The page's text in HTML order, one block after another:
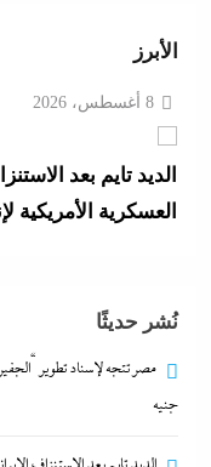
الأبرز
العسكرية الأمريكية
8 أغسطس، 2026
وزير الخارجية
القاهرة جاية في
اتهامات مخابراتية
على الصين وروسيا
نُشر حديثًا
جنيه